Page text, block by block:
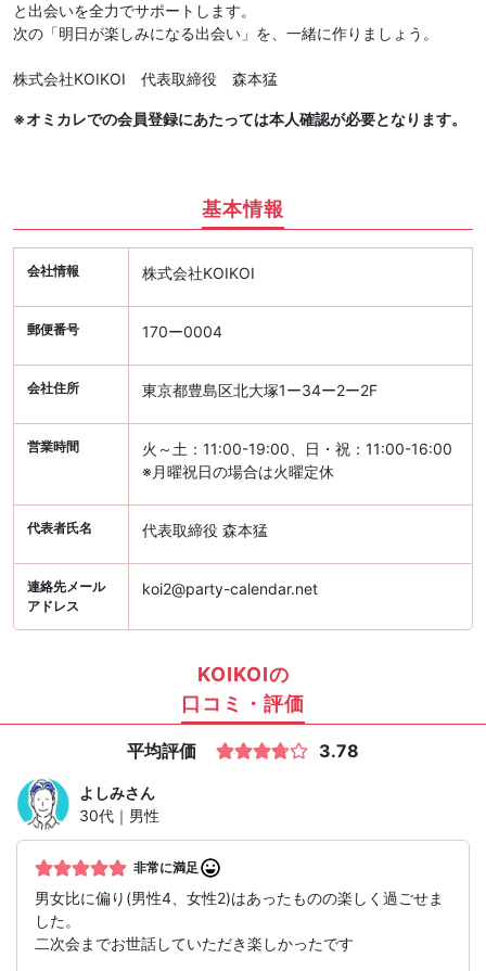
と出会いを全力でサポートします。
次の「明日が楽しみになる出会い」を、一緒に作りましょう。
株式会社KOIKOI 代表取締役 森本猛
※オミカレでの会員登録にあたっては本人確認が必要となります。
基本情報
会社情報 株式会社KOIKOI
郵便番号 170ー0004
会社住所 東京都豊島区北大塚1ー34ー2ー2F
営業時間
火～土：11:00-19:00、日・祝：11:00-16:00
※月曜祝日の場合は火曜定休
代表者氏名 代表取締役 森本猛
連絡先メール
アドレス
koi2@party-calendar.net
KOIKOIの
口コミ・評価
平均評価 3.78
よしみさん
30代｜男性
非常に満足
男女比に偏り(男性4、女性2)はあったものの楽しく過ごせま
した。
二次会までお世話していただき楽しかったです